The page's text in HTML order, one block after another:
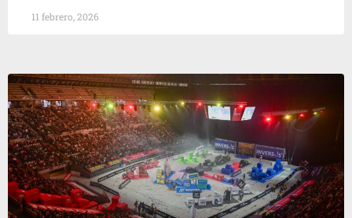
11 febrero, 2026